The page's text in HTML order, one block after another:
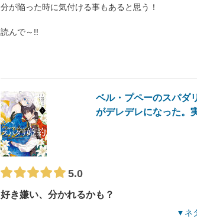
分が陥った時に気付ける事もあると思う！
読んで～!!
ベル・プペーのスパダ
がデレデレになった。
5.0
好き嫌い、分かれるかも？
ネ